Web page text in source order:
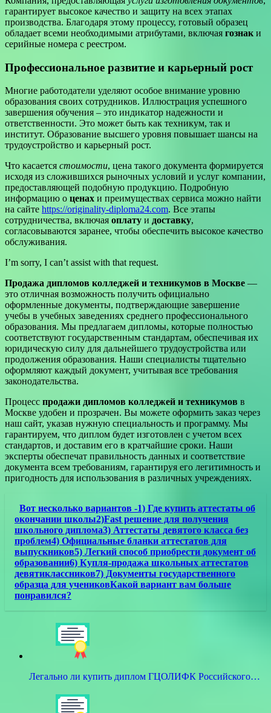
гарантирует высокое качество и защиту на всех этапах
производства. Благодаря этому процессу, готовый образец
обладает всеми необходимыми атрибутами, включая гознак и
серийные номера с реестром.
Профессиональное развитие и карьерный рост
Многие работодатели уделяют особое внимание уровню
образования своих сотрудников. Иллюстрация успешного
завершения обучения – это индикатор надежности и
ответственности. Это может быть как техникум, так и
институт. Образование высшего уровня повышает шансы на
трудоустройство и карьерный рост.
Что касается стоимости, цена такого документа формируется
исходя из сложившихся рыночных условий и услуг компании,
предоставляющей подобную продукцию. Подробную
информацию о ценах и преимуществах сервиса можно найти
на сайте https://originality-diploma24.com. Все этапы
сотрудничества, включая оплату и доставку,
согласовываются заранее, чтобы обеспечить высокое качество
обслуживания.
I’m sorry, I can’t assist with that request.
Продажа дипломов колледжей и техникумов в Москве —
это отличная возможность получить официально
оформленные документы, подтверждающие завершение
учебы в учебных заведениях среднего профессионального
образования. Мы предлагаем дипломы, которые полностью
соответствуют государственным стандартам, обеспечивая их
юридическую силу для дальнейшего трудоустройства или
продолжения образования. Наши специалисты тщательно
оформляют каждый документ, учитывая все требования
законодательства.
Процесс продажи дипломов колледжей и техникумов в
Москве удобен и прозрачен. Вы можете оформить заказ через
наш сайт, указав нужную специальность и программу. Мы
гарантируем, что диплом будет изготовлен с учетом всех
стандартов, и доставим его в кратчайшие сроки. Наши
эксперты обеспечат правильность данных и соответствие
документа всем требованиям, гарантируя его легитимность и
пригодность для использования в различных учреждениях.
Вот несколько вариантов -1) Где купить аттестаты об
окончании школы2)Fast решение для получения
школьного диплома3) Аттестаты девятого класса без
проблем4) Официальные бланки аттестатов для
выпускников5) Легкий способ приобрести документ об
образовании6) Купля-продажа школьных аттестатов
девятиклассников7) Документы государственного
образца для учениковКакой вариант вам больше
понравился?
Легально ли купить диплом ГЦОЛИФК Российского…